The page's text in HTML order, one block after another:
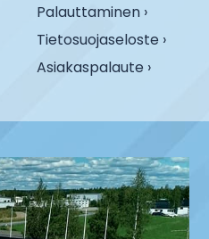
Palauttaminen ›
Tietosuojaseloste ›
Asiakaspalaute ›